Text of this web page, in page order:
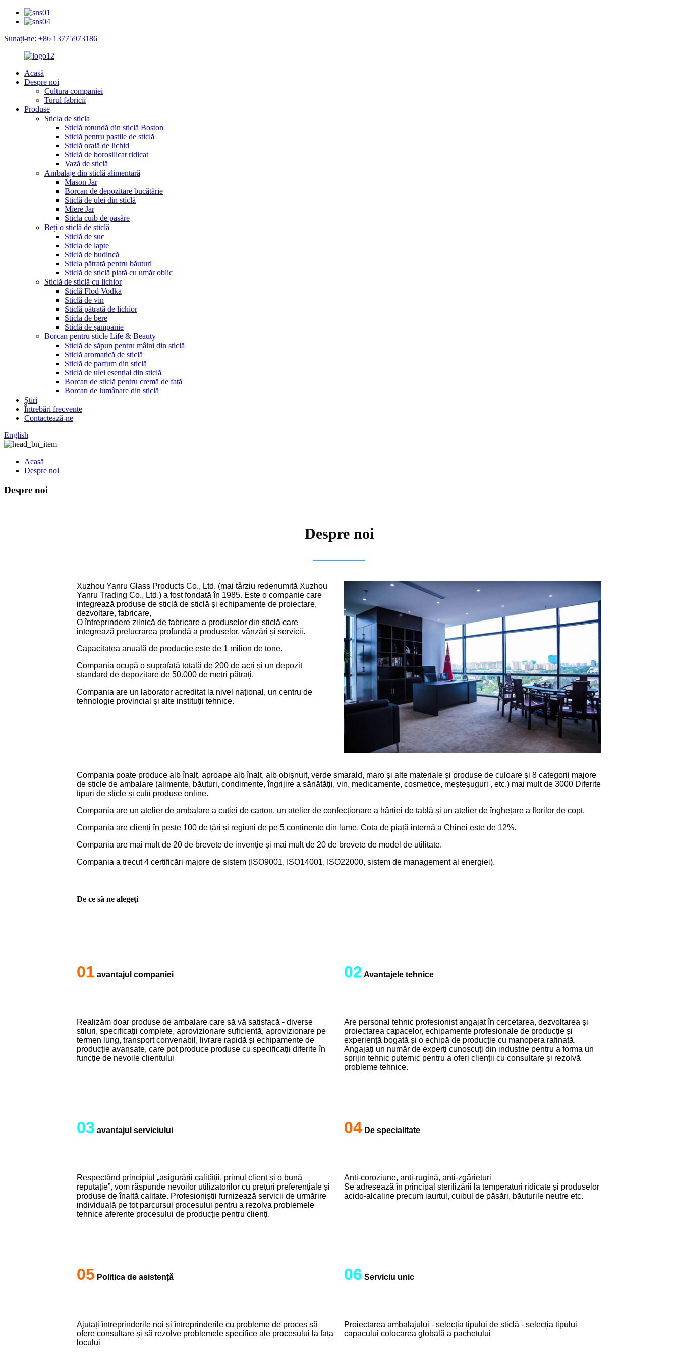
Sunați-ne: +86 13775973186
Acasă
Despre noi
Cultura companiei
Turul fabricii
Produse
Sticla de sticla
Sticlă rotundă din sticlă Boston
Sticlă pentru pastile de sticlă
Sticlă orală de lichid
Sticlă de borosilicat ridicat
Vază de sticlă
Ambalaje din sticlă alimentară
Mason Jar
Borcan de depozitare bucătărie
Sticlă de ulei din sticlă
Miere Jar
Sticla cuib de pasăre
Beți o sticlă de sticlă
Sticlă de suc
Sticla de lapte
Sticlă de budincă
Sticla pătrată pentru băuturi
Sticlă de sticlă plată cu umăr oblic
Sticlă de sticlă cu lichior
Sticlă Flod Vodka
Sticlă de vin
Sticlă pătrată de lichior
Sticla de bere
Sticlă de șampanie
Borcan pentru sticle Life & Beauty
Sticlă de săpun pentru mâini din sticlă
Sticlă aromatică de sticlă
Sticlă de parfum din sticlă
Sticlă de ulei esențial din sticlă
Borcan de sticlă pentru cremă de față
Borcan de lumânare din sticlă
Știri
Întrebări frecvente
Contactează-ne
English
Acasă
Despre noi
Despre noi
Despre noi
Xuzhou Yanru Glass Products Co., Ltd. (mai târziu redenumită Xuzhou
Yanru Trading Co., Ltd.) a fost fondată în 1985. Este o companie care
integrează produse de sticlă de sticlă și echipamente de proiectare,
dezvoltare, fabricare,
O întreprindere zilnică de fabricare a produselor din sticlă care
integrează prelucrarea profundă a produselor, vânzări și servicii.
Capacitatea anuală de producție este de 1 milion de tone.
Compania ocupă o suprafață totală de 200 de acri și un depozit
standard de depozitare de 50.000 de metri pătrați.
Compania are un laborator acreditat la nivel național, un centru de
tehnologie provincial și alte instituții tehnice.
Compania poate produce alb înalt, aproape alb înalt, alb obișnuit, verde smarald, maro și alte materiale și produse de culoare și 8 categorii majore
de sticle de ambalare (alimente, băuturi, condimente, îngrijire a sănătății, vin, medicamente, cosmetice, meșteșuguri , etc.) mai mult de 3000 Diferite
tipuri de sticle și cutii produse online.
Compania are un atelier de ambalare a cutiei de carton, un atelier de confecționare a hârtiei de tablă și un atelier de înghețare a florilor de copt.
Compania are clienți în peste 100 de țări și regiuni de pe 5 continente din lume. Cota de piață internă a Chinei este de 12%.
Compania are mai mult de 20 de brevete de invenție și mai mult de 20 de brevete de model de utilitate.
Compania a trecut 4 certificări majore de sistem (ISO9001, ISO14001, ISO22000, sistem de management al energiei).
De ce să ne alegeți
01 avantajul companiei
Realizăm doar produse de ambalare care să vă satisfacă - diverse
stiluri, specificații complete, aprovizionare suficientă, aprovizionare pe
termen lung, transport convenabil, livrare rapidă și echipamente de
producție avansate, care pot produce produse cu specificații diferite în
funcție de nevoile clientului
02 Avantajele tehnice
Are personal tehnic profesionist angajat în cercetarea, dezvoltarea și
proiectarea capacelor, echipamente profesionale de producție și
experiență bogată și o echipă de producție cu manopera rafinată.
Angajați un număr de experți cunoscuți din industrie pentru a forma un
sprijin tehnic puternic pentru a oferi clienții cu consultare și rezolvă
probleme tehnice.
03 avantajul serviciului
Respectând principiul „asigurării calității, primul client și o bună
reputație”, vom răspunde nevoilor utilizatorilor cu prețuri preferențiale și
produse de înaltă calitate. Profesioniștii furnizează servicii de urmărire
individuală pe tot parcursul procesului pentru a rezolva problemele
tehnice aferente procesului de producție pentru clienți.
04 De specialitate
Anti-coroziune, anti-rugină, anti-zgârieturi
Se adresează în principal sterilizării la temperaturi ridicate și produselor
acido-alcaline precum iaurtul, cuibul de păsări, băuturile neutre etc.
05 Politica de asistență
Ajutați întreprinderile noi și întreprinderile cu probleme de proces să
ofere consultare și să rezolve problemele specifice ale procesului la fața
locului
06 Serviciu unic
Proiectarea ambalajului - selecția tipului de sticlă - selecția tipului
capacului colocarea globală a pachetului